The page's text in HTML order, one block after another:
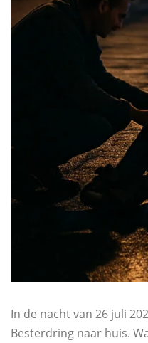
In de nacht van 26 juli
Besterdring naar huis.